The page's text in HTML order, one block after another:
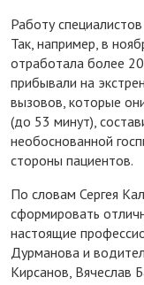
Работу
Так, например, в
отработала более
прибывали на
вызовов, которые
(до 53 минут),
необоснованной
стороны пациентов.
По словам Сергея
сформировать
настоящие
Дурманова и
Кирсанов, Вячеслав